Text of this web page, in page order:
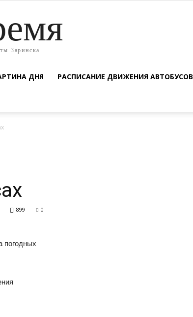
Заринска
ДНЯ РАСПИСАНИЕ ДВИЖЕНИЯ АВТОБУСОВ
0
899
погодных